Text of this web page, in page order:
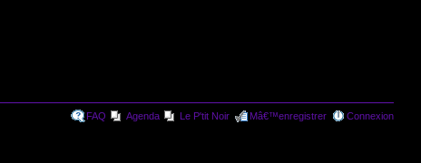
FAQ Agenda Le P'tit Noir Mâ€™enregistrer Connexion